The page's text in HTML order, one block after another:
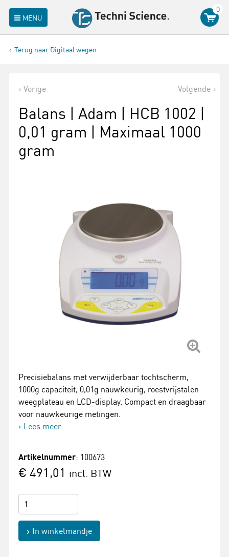
MENU
0
Terug naar Digitaal wegen
Vorige Volgende
Balans | Adam | HCB 1002 |
0,01 gram | Maximaal 1000
gram
Precisiebalans met verwijderbaar tochtscherm,
1000g capaciteit, 0,01g nauwkeurig, roestvrijstalen
weegplateau en LCD-display. Compact en draagbaar
voor nauwkeurige metingen.
Lees meer
Artikelnummer: 100673
€ 491,01 incl. BTW
In winkelmandje